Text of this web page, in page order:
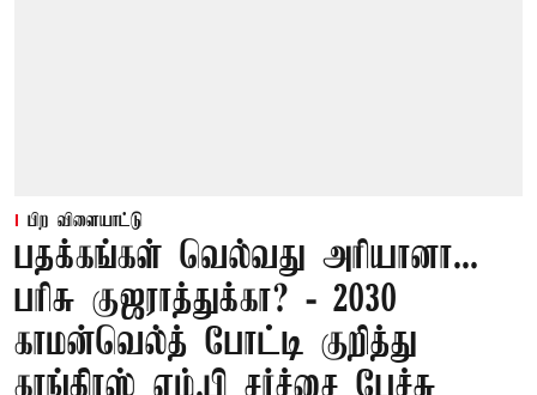
பிற விளையாட்டு
பதக்கங்கள் வெல்வது அரியானா...
பரிசு குஜராத்துக்கா? - 2030
காமன்வெல்த் போட்டி குறித்து